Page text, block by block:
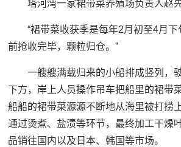
塔河湾一家裙带菜养殖场负责人赵
“裙带菜收获季是每年2月初至4月下
前抢收完毕，颗粒归仓。”
一艘艘满载归来的小船排成竖列，
下方，岸上人员操作吊车把船里的裙带
船船的裙带菜源源不断地从海里被打捞
通过烫煮、盐渍等环节，最终加工干燥
品销往国内以及日本、韩国等市场。